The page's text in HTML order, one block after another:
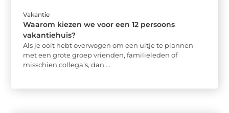
Vakantie
Waarom kiezen we voor een 12 persoons
vakantiehuis?
Als je ooit hebt overwogen om een uitje te plannen
met een grote groep vrienden, familieleden of
misschien collega’s, dan ...